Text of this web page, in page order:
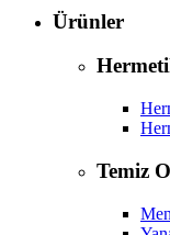
Ürünler
Temiz